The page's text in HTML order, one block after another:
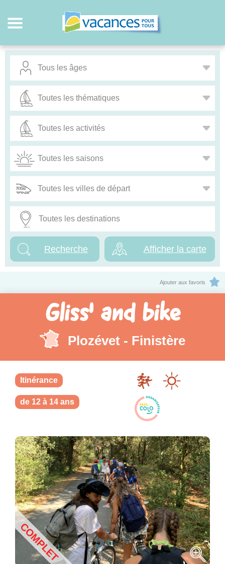
Afficher la carte
Ajouter aux favoris
Gliss' and bike
Plozévet - Finistère
Itinérance
de 12 à 14 ans
COMPLET